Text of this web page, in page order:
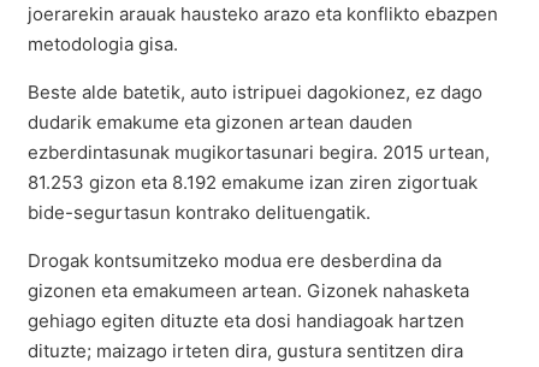
joerarekin arauak hausteko arazo eta konflikto ebazpen
metodologia gisa.
Beste alde batetik, auto istripuei dagokionez, ez dago
dudarik emakume eta gizonen artean dauden
ezberdintasunak mugikortasunari begira. 2015 urtean,
81.253 gizon eta 8.192 emakume izan ziren zigortuak
bide-segurtasun kontrako delituengatik.
Drogak kontsumitzeko modua ere desberdina da
gizonen eta emakumeen artean. Gizonek nahasketa
gehiago egiten dituzte eta dosi handiagoak hartzen
dituzte; maizago irteten dira, gustura sentitzen dira